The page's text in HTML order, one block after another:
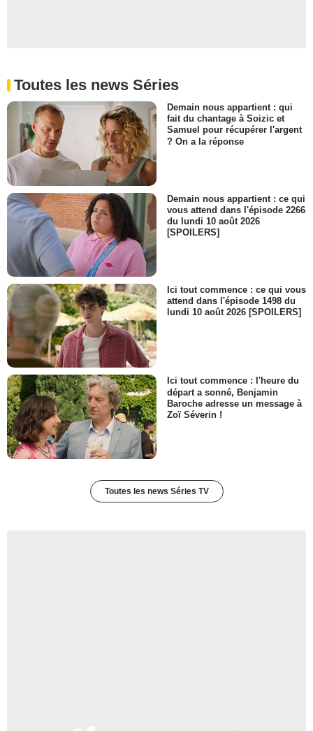
Toutes les news Séries
Demain nous appartient : qui
fait du chantage à Soizic et
Samuel pour récupérer l'argent
? On a la réponse
Demain nous appartient : ce qui
vous attend dans l'épisode 2266
du lundi 10 août 2026
[SPOILERS]
Ici tout commence : ce qui vous
attend dans l'épisode 1498 du
lundi 10 août 2026 [SPOILERS]
Ici tout commence : l'heure du
départ a sonné, Benjamin
Baroche adresse un message à
Zoï Séverin !
Toutes les news Séries TV